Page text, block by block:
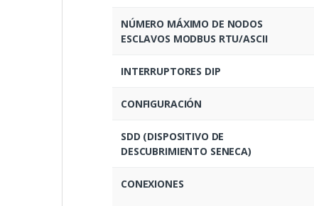
NÚMERO MÁXIMO DE NODOS
ESCLAVOS MODBUS RTU/ASCII
INTERRUPTORES DIP
CONFIGURACIÓN
SDD (DISPOSITIVO DE
DESCUBRIMIENTO SENECA)
CONEXIONES